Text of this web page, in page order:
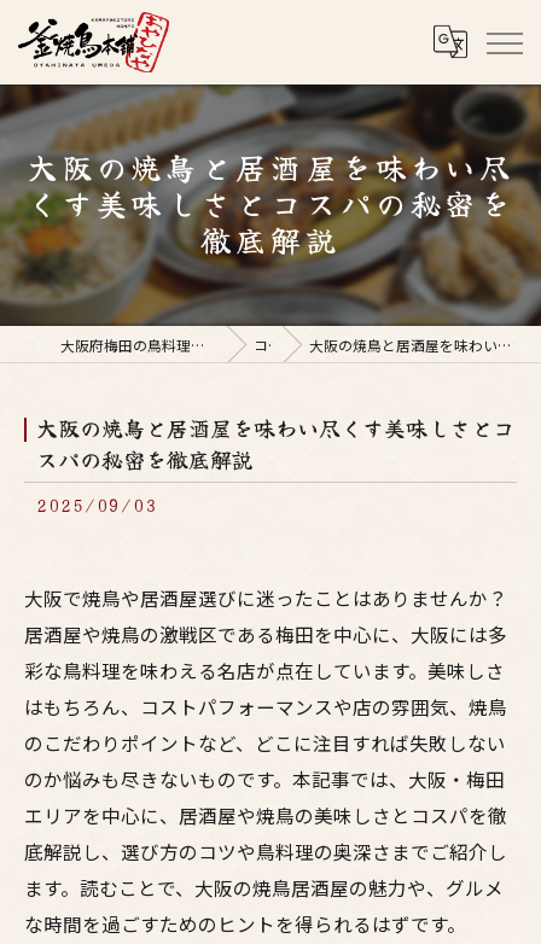
大阪の焼鳥と居酒屋を味わい尽
くす美味しさとコスパの秘密を
徹底解説
大阪府梅田の鳥料理なら釜焼鳥本舗おやひなや 梅田店 コラム 大阪の焼鳥と居酒屋を味わい尽くす美味しさとコスパの秘密を徹底解説
大阪の焼鳥と居酒屋を味わい尽くす美味しさとコ
スパの秘密を徹底解説
2025/09/03
大阪で焼鳥や居酒屋選びに迷ったことはありませんか？
居酒屋や焼鳥の激戦区である梅田を中心に、大阪には多
彩な鳥料理を味わえる名店が点在しています。美味しさ
はもちろん、コストパフォーマンスや店の雰囲気、焼鳥
のこだわりポイントなど、どこに注目すれば失敗しない
のか悩みも尽きないものです。本記事では、大阪・梅田
エリアを中心に、居酒屋や焼鳥の美味しさとコスパを徹
底解説し、選び方のコツや鳥料理の奥深さまでご紹介し
ます。読むことで、大阪の焼鳥居酒屋の魅力や、グルメ
な時間を過ごすためのヒントを得られるはずです。